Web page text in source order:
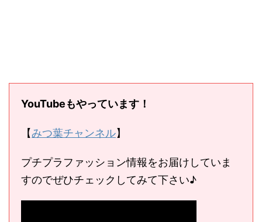
YouTubeもやっています！
【みつ葉チャンネル】
プチプラファッション情報をお届けしていま
すのでぜひチェックしてみて下さい♪